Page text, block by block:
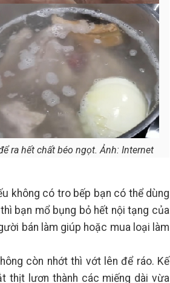
ra hết chất béo ngọt. Ảnh: Internet
không có tro bếp bạn có thể dùng
bạn mổ bụng bỏ hết nội tạng của
bán làm giúp hoặc mua loại làm
còn nhớt thì vớt lên để ráo. Kế
thịt lươn thành các miếng dài vừa